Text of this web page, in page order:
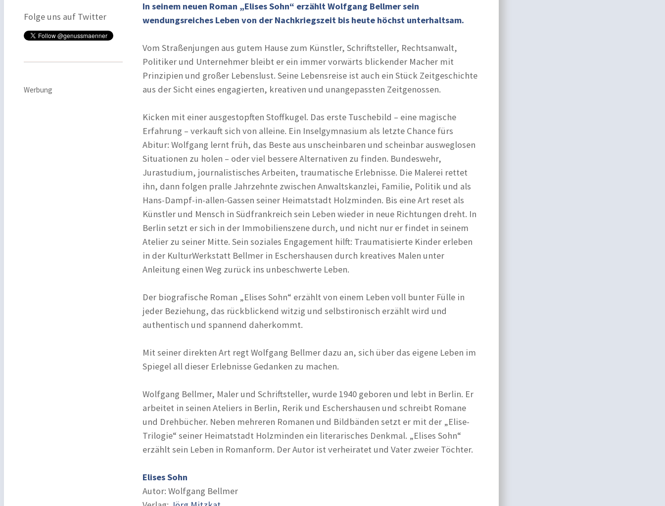
Folge uns auf Twitter
Werbung
In seinem neuen Roman „Elises Sohn“ erzählt Wolfgang Bellmer sein
wendungsreiches Leben von der Nachkriegszeit bis heute höchst unterhaltsam.
Vom Straßenjungen aus gutem Hause zum Künstler, Schriftsteller, Rechtsanwalt,
Politiker und Unternehmer bleibt er ein immer vorwärts blickender Macher mit
Prinzipien und großer Lebenslust. Seine Lebensreise ist auch ein Stück Zeitgeschichte
aus der Sicht eines engagierten, kreativen und unangepassten Zeitgenossen.
Kicken mit einer ausgestopften Stoffkugel. Das erste Tuschebild – eine magische
Erfahrung – verkauft sich von alleine. Ein Inselgymnasium als letzte Chance fürs
Abitur: Wolfgang lernt früh, das Beste aus unscheinbaren und scheinbar ausweglosen
Situationen zu holen – oder viel bessere Alternativen zu finden. Bundeswehr,
Jurastudium, journalistisches Arbeiten, traumatische Erlebnisse. Die Malerei rettet
ihn, dann folgen pralle Jahrzehnte zwischen Anwaltskanzlei, Familie, Politik und als
Hans-Dampf-in-allen-Gassen seiner Heimatstadt Holzminden. Bis eine Art reset als
Künstler und Mensch in Südfrankreich sein Leben wieder in neue Richtungen dreht. In
Berlin setzt er sich in der Immobilienszene durch, und nicht nur er findet in seinem
Atelier zu seiner Mitte. Sein soziales Engagement hilft: Traumatisierte Kinder erleben
in der KulturWerkstatt Bellmer in Eschershausen durch kreatives Malen unter
Anleitung einen Weg zurück ins unbeschwerte Leben.
Der biografische Roman „Elises Sohn“ erzählt von einem Leben voll bunter Fülle in
jeder Beziehung, das rückblickend witzig und selbstironisch erzählt wird und
authentisch und spannend daherkommt.
Mit seiner direkten Art regt Wolfgang Bellmer dazu an, sich über das eigene Leben im
Spiegel all dieser Erlebnisse Gedanken zu machen.
Wolfgang Bellmer, Maler und Schriftsteller, wurde 1940 geboren und lebt in Berlin. Er
arbeitet in seinen Ateliers in Berlin, Rerik und Eschershausen und schreibt Romane
und Drehbücher. Neben mehreren Romanen und Bildbänden setzt er mit der „Elise-
Trilogie“ seiner Heimatstadt Holzminden ein literarisches Denkmal. „Elises Sohn“
erzählt sein Leben in Romanform. Der Autor ist verheiratet und Vater zweier Töchter.
Elises Sohn
Autor: Wolfgang Bellmer